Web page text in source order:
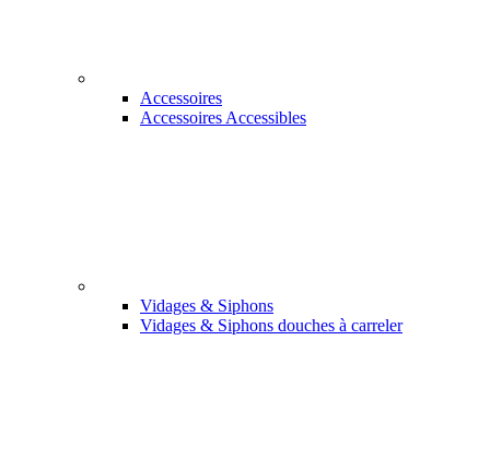
Accessoires
Accessoires Accessibles
Vidages & Siphons
Vidages & Siphons douches à carreler